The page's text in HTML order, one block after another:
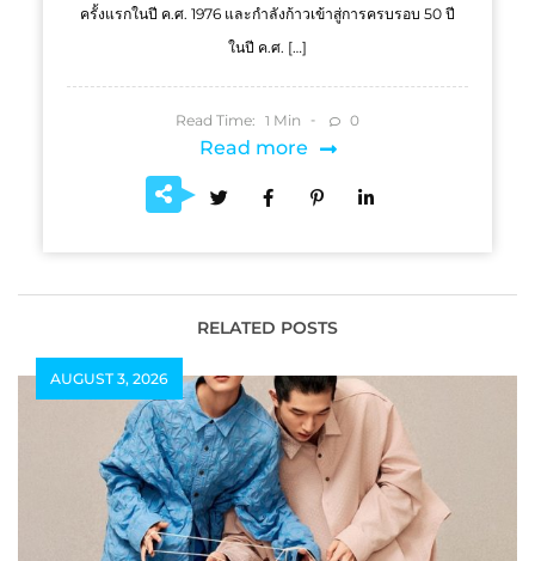
ครั้งแรกในปี ค.ศ. 1976 และกำลังก้าวเข้าสู่การครบรอบ 50 ปี
ในปี ค.ศ. […]
Read Time: 1 Min 0
Read more
RELATED POSTS
AUGUST 3, 2026